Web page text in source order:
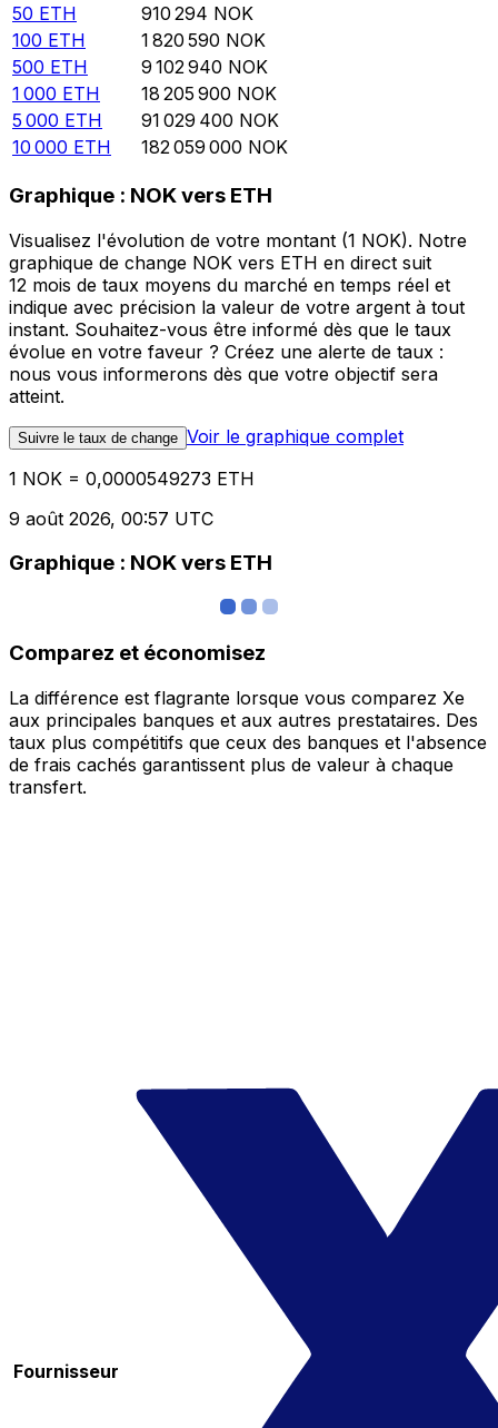
50 ETH 910 294 NOK
100 ETH 1 820 590 NOK
500 ETH 9 102 940 NOK
1 000 ETH 18 205 900 NOK
5 000 ETH 91 029 400 NOK
10 000 ETH 182 059 000 NOK
Graphique : NOK vers ETH
Visualisez l'évolution de votre montant (1 NOK). Notre
graphique de change NOK vers ETH en direct suit
12 mois de taux moyens du marché en temps réel et
indique avec précision la valeur de votre argent à tout
instant. Souhaitez-vous être informé dès que le taux
évolue en votre faveur ? Créez une alerte de taux :
nous vous informerons dès que votre objectif sera
atteint.
Suivre le taux de change Voir le graphique complet
1 NOK = 0,0000549273 ETH
9 août 2026, 00:57 UTC
Graphique : NOK vers ETH
Comparez et économisez
La différence est flagrante lorsque vous comparez Xe
aux principales banques et aux autres prestataires. Des
taux plus compétitifs que ceux des banques et l'absence
de frais cachés garantissent plus de valeur à chaque
transfert.
Fournisseur